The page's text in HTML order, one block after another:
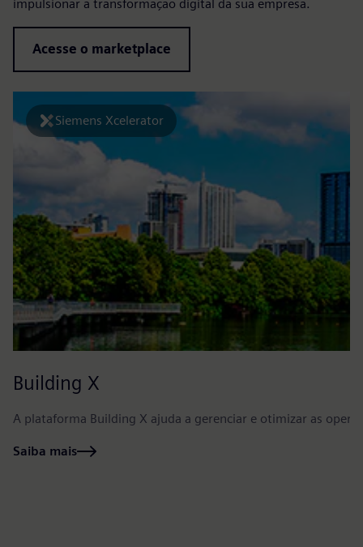
impulsionar a transformação digital da sua empresa.
Acesse o marketplace
Siemens Xcelerator
Building X
A plataforma Building X ajuda a gerenciar e otimizar as
Saiba mais